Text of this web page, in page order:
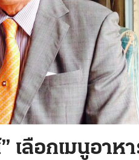
ลือกเมนูอาหา